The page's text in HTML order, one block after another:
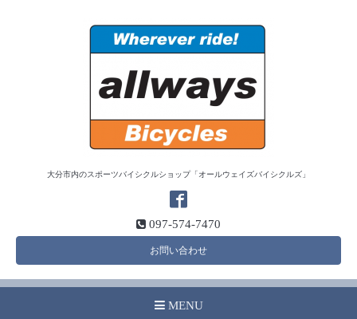
大分市内のスポーツバイシクルショップ「オールウェイズバイシクルズ」
097-574-7470
お問い合わせ
MENU